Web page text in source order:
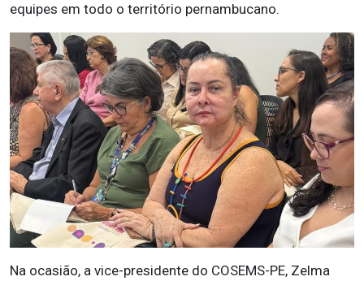
equipes em todo o território pernambucano.
Na ocasião, a vice-presidente do COSEMS-PE, Zelma